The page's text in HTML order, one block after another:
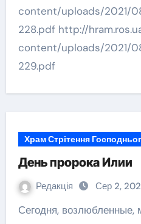
content/uploads/2021/
228.pdf http://
content/uploads/2021/
229.pdf
Храм Стрітення
День пророка Илии
Редакція Сер 2,
Сегодня, возлюбленные, мы с вами прославляем